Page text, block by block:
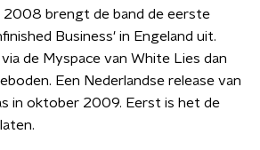
2008 brengt de band de eerste
Business' in Engeland uit.
de Myspace van White Lies dan
Een Nederlandse release van
in oktober 2009. Eerst is het de